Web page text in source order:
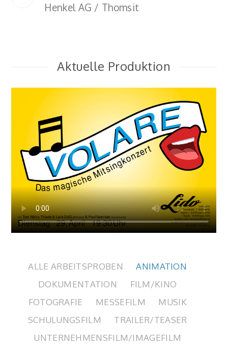
Henkel AG / Thomsit
Aktuelle Produktion
ALLE ARBEITSPROBEN
ANIMATION
DOKUMENTATION
FILM/KINO
FOTOGRAFIE
MESSEFILM
MUSIK
SCHULUNGSFILM
TRAILER/TEASER
UNTERNEHMENSFILM/IMAGEFILM